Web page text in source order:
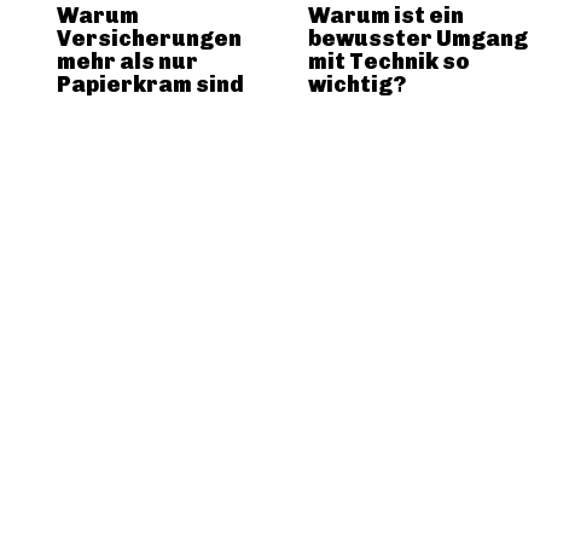
Warum
Versicherungen
mehr als nur
Papierkram sind
Warum ist ein
bewusster Umgang
mit Technik so
wichtig?